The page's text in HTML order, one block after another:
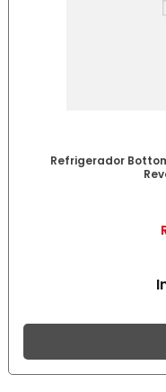
Refrigerador